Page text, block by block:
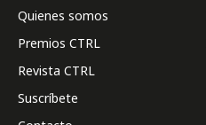
Quienes somos
Premios CTRL
Revista CTRL
Suscríbete